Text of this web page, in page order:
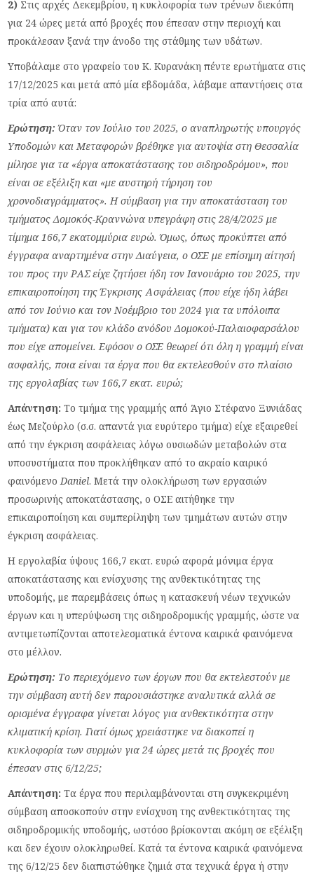
2) Στις αρχές Δεκεμβρίου, η κυκλοφορία των τρένων διεκόπη
για 24 ώρες μετά από βροχές που έπεσαν στην περιοχή και
προκάλεσαν ξανά την άνοδο της στάθμης των υδάτων.
Υποβάλαμε στο γραφείο του Κ. Κυρανάκη πέντε ερωτήματα στις
17/12/2025 και μετά από μία εβδομάδα, λάβαμε απαντήσεις στα
τρία από αυτά:
Ερώτηση: Όταν τον Ιούλιο του 2025, ο αναπληρωτής υπουργός
Υποδομών και Μεταφορών βρέθηκε για αυτοψία στη Θεσσαλία
μίλησε για τα «έργα αποκατάστασης του σιδηροδρόμου», που
είναι σε εξέλιξη και «με αυστηρή τήρηση του
χρονοδιαγράμματος». Η σύμβαση για την αποκατάσταση του
τμήματος Δομοκός-Κραννώνα υπεγράφη στις 28/4/2025 με
τίμημα 166,7 εκατομμύρια ευρώ. Όμως, όπως προκύπτει από
έγγραφα αναρτημένα στην Διαύγεια, ο ΟΣΕ με επίσημη αίτησή
του προς την ΡΑΣ είχε ζητήσει ήδη τον Ιανουάριο του 2025, την
επικαιροποίηση της Έγκρισης Ασφάλειας (που είχε ήδη λάβει
από τον Ιούνιο και τον Νοέμβριο του 2024 για τα υπόλοιπα
τμήματα) και για τον κλάδο ανόδου Δομοκού-Παλαιοφαρσάλου
που είχε απομείνει. Εφόσον ο ΟΣΕ θεωρεί ότι όλη η γραμμή είναι
ασφαλής, ποια είναι τα έργα που θα εκτελεσθούν στο πλαίσιο
της εργολαβίας των 166,7 εκατ. ευρώ;
Απάντηση: Το τμήμα της γραμμής από Άγιο Στέφανο Ξυνιάδας
έως Μεζούρλο (σ.σ. απαντά για ευρύτερο τμήμα) είχε εξαιρεθεί
από την έγκριση ασφάλειας λόγω ουσιωδών μεταβολών στα
υποσυστήματα που προκλήθηκαν από το ακραίο καιρικό
φαινόμενοDaniel. Μετά την ολοκλήρωση των εργασιών
προσωρινής αποκατάστασης, ο ΟΣΕ αιτήθηκε την
επικαιροποίηση και συμπερίληψη των τμημάτων αυτών στην
έγκριση ασφάλειας.
Η εργολαβία ύψους 166,7 εκατ. ευρώ αφορά μόνιμα έργα
αποκατάστασης και ενίσχυσης της ανθεκτικότητας της
υποδομής, με παρεμβάσεις όπως η κατασκευή νέων τεχνικών
έργων και η υπερύψωση της σιδηροδρομικής γραμμής, ώστε να
αντιμετωπίζονται αποτελεσματικά έντονα καιρικά φαινόμενα
στο μέλλον.
Ερώτηση: Το περιεχόμενο των έργων που θα εκτελεστούν με
την σύμβαση αυτή δεν παρουσιάστηκε αναλυτικά αλλά σε
ορισμένα έγγραφα γίνεται λόγος για ανθεκτικότητα στην
κλιματική κρίση. Γιατί όμως χρειάστηκε να διακοπεί η
κυκλοφορία των συρμών για 24 ώρες μετά τις βροχές που
έπεσαν στις 6/12/25;
Απάντηση: Τα έργα που περιλαμβάνονται στη συγκεκριμένη
σύμβαση αποσκοπούν στην ενίσχυση της ανθεκτικότητας της
σιδηροδρομικής υποδομής, ωστόσο βρίσκονται ακόμη σε εξέλιξη
και δεν έχουν ολοκληρωθεί. Κατά τα έντονα καιρικά φαινόμενα
της 6/12/25 δεν διαπιστώθηκε ζημιά στα τεχνικά έργα ή στην